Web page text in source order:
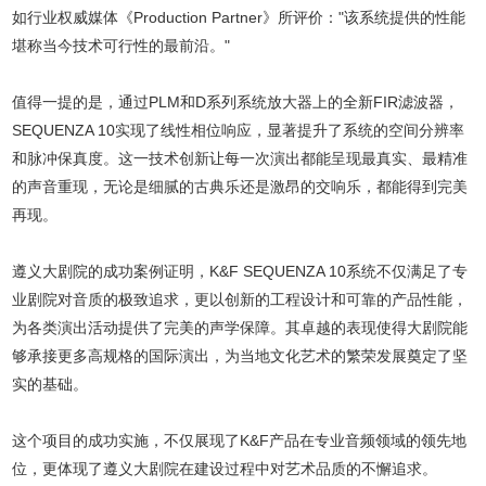
如行业权威媒体《Production Partner》所评价："该系统提供的性能
堪称当今技术可行性的最前沿。"
值得一提的是，通过PLM和D系列系统放大器上的全新FIR滤波器，
SEQUENZA 10实现了线性相位响应，显著提升了系统的空间分辨率
和脉冲保真度。这一技术创新让每一次演出都能呈现最真实、最精准
的声音重现，无论是细腻的古典乐还是激昂的交响乐，都能得到完美
再现。
遵义大剧院的成功案例证明，K&F SEQUENZA 10系统不仅满足了专
业剧院对音质的极致追求，更以创新的工程设计和可靠的产品性能，
为各类演出活动提供了完美的声学保障。其卓越的表现使得大剧院能
够承接更多高规格的国际演出，为当地文化艺术的繁荣发展奠定了坚
实的基础。
这个项目的成功实施，不仅展现了K&F产品在专业音频领域的领先地
位，更体现了遵义大剧院在建设过程中对艺术品质的不懈追求。